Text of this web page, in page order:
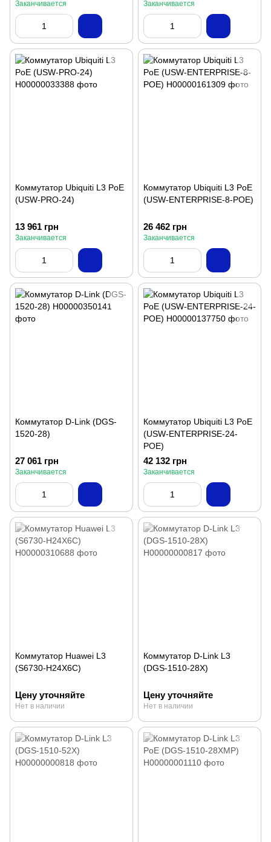
Заканчивается Заканчивается
Коммутатор Ubiquiti L3 PoE
(USW-PRO-24)
13 961 грн
Заканчивается
Коммутатор Ubiquiti L3 PoE
(USW-ENTERPRISE-8-POE)
26 462 грн
Заканчивается
Коммутатор D-Link (DGS-
1520-28)
27 061 грн
Заканчивается
Коммутатор Ubiquiti L3 PoE
(USW-ENTERPRISE-24-
POE)
42 132 грн
Заканчивается
Коммутатор Huawei L3
(S6730-H24X6C)
Цену уточняйте
Нет в наличии
Коммутатор D-Link L3
(DGS-1510-28X)
Цену уточняйте
Нет в наличии